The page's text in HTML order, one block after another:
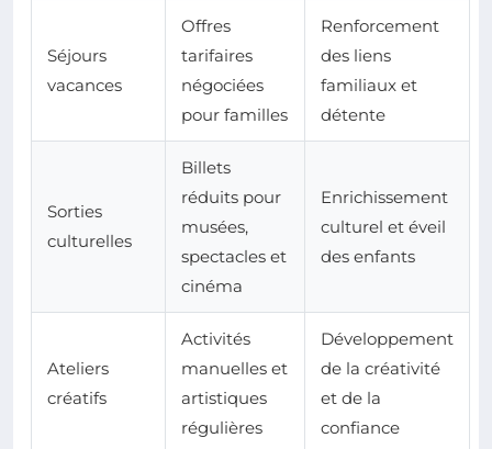
Séjours
vacances
Offres
tarifaires
négociées
pour familles
Renforcement
des liens
familiaux et
détente
Sorties
culturelles
Billets
réduits pour
musées,
spectacles et
cinéma
Enrichissement
culturel et éveil
des enfants
Ateliers
créatifs
Activités
manuelles et
artistiques
régulières
Développement
de la créativité
et de la
confiance